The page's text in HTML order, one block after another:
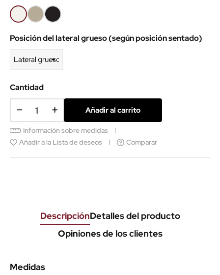
BlancoArenaNegro
Posición del lateral grueso (según posición sentado)
Cantidad
Añadir al carrito
Información sobre medidas
Añadir a la Lista de deseos
Comparar
DescripciónDetalles del producto
Opiniones de los clientes
Medidas